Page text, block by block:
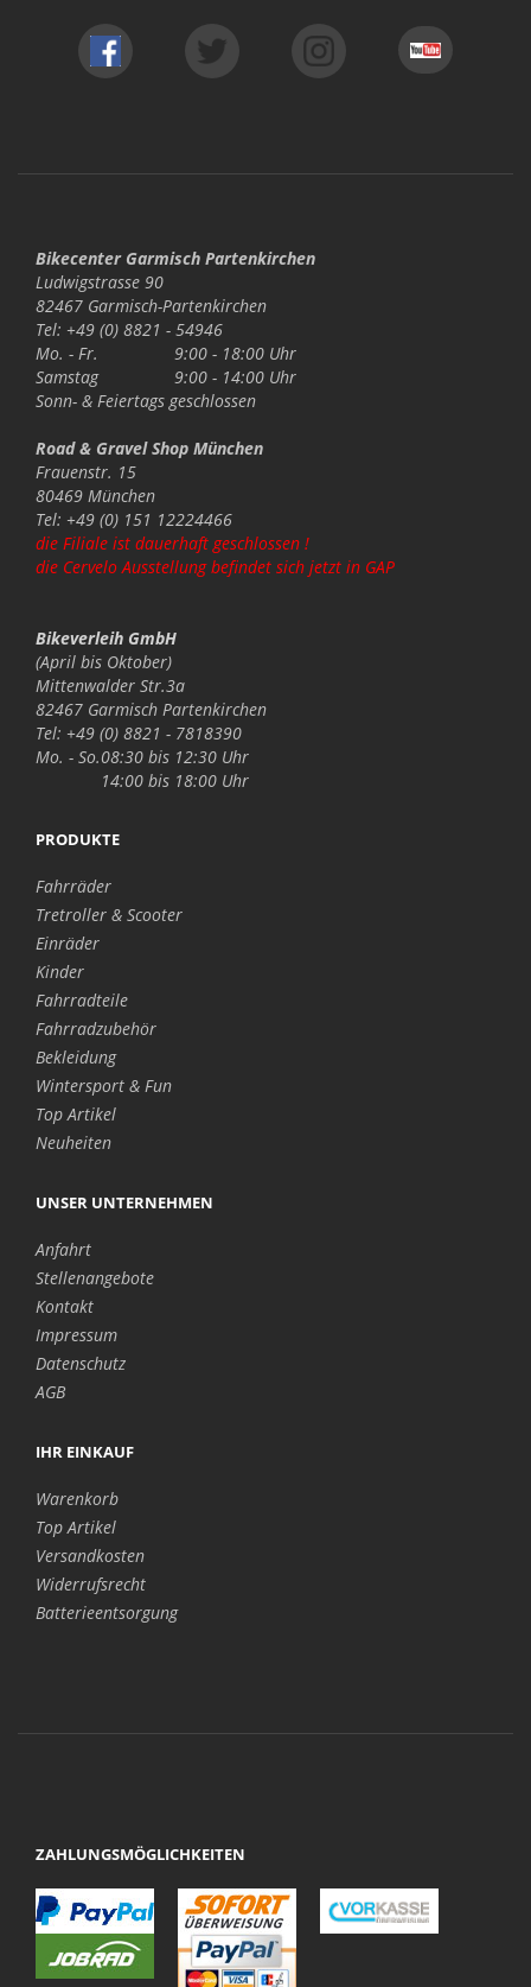
Bikecenter Garmisch Partenkirchen
Ludwigstrasse 90
82467 Garmisch-Partenkirchen
Tel: +49 (0) 8821 - 54946
Mo. - Fr.
9:00 - 18:00 Uhr
Samstag
9:00 - 14:00 Uhr
Sonn- & Feiertags geschlossen
Road & Gravel Shop München
Frauenstr. 15
80469 München
Tel: +49 (0) 151 12224466
die Filiale ist dauerhaft geschlossen !
die Cervelo Ausstellung befindet sich jetzt in GAP
Bikeverleih GmbH
(April bis Oktober)
Mittenwalder Str.3a
82467 Garmisch Partenkirchen
Tel: +49 (0) 8821 - 7818390
Mo. - So.08:30 bis 12:30 Uhr
14:00 bis 18:00 Uhr
PRODUKTE
Fahrräder
Tretroller & Scooter
Einräder
Kinder
Fahrradteile
Fahrradzubehör
Bekleidung
Wintersport & Fun
Top Artikel
Neuheiten
UNSER UNTERNEHMEN
Anfahrt
Stellenangebote
Kontakt
Impressum
Datenschutz
AGB
IHR EINKAUF
Warenkorb
Top Artikel
Versandkosten
Widerrufsrecht
Batterieentsorgung
ZAHLUNGSMÖGLICHKEITEN